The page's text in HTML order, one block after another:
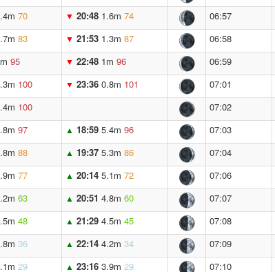
70 ▼ 20:48 1.6m 74 06:57
83 ▼ 21:53 1.3m 87 06:58
95 ▼ 22:48 1m 96 06:59
100 ▼ 23:36 0.8m 101 07:01
100 07:02
97 ▲ 18:59 5.4m 96 07:03
88 ▲ 19:37 5.3m 86 07:04
77 ▲ 20:14 5.1m 72 07:06
63 ▲ 20:51 4.8m 60 07:07
48 ▲ 21:29 4.5m 45 07:08
36 ▲ 22:14 4.2m 34 07:09
29 ▲ 23:16 3.9m 29 07:10